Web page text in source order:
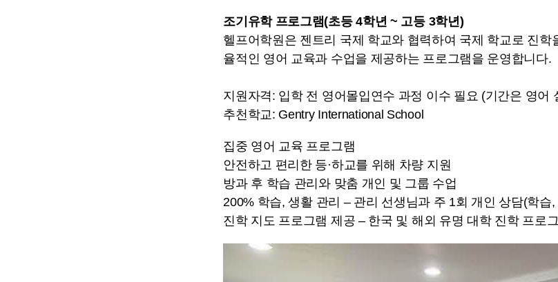
조기유학 프로그램(초등 4학년 ~ 고등 3학년)
헬프어학원은 젠트리 국제 학교와 협력하여 국제 학교로 진
율적인 영어 교육과 수업을 제공하는 프로그램을 운영합니다.
지원자격: 입학 전 영어몰입연수 과정 이수 필요 (기간은 영어
추천학교: Gentry International School
집중 영어 교육 프로그램
안전하고 편리한 등·하교를 위해 차량 지원
방과 후 학습 관리와 맞춤 개인 및 그룹 수업
200% 학습, 생활 관리 – 관리 선생님과 주 1회 개인 상담(학습,
진학 지도 프로그램 제공 – 한국 및 해외 유명 대학 진학 프로그